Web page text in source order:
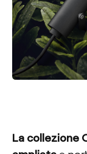
La collezione